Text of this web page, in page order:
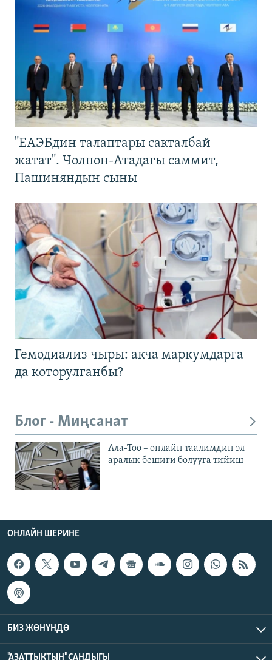
"ЕАЭБдин талаптары сакталбай
жатат". Чолпон-Атадагы саммит,
Пашиняндын сыны
Гемодиализ чыры: акча маркумдарга
да которулганбы?
Блог - Миңсанат
Ала-Тоо – онлайн таалимдин эл
аралык бешиги болууга тийиш
ОНЛАЙН ШЕРИНЕ
БИЗ ЖӨНҮНДӨ
"АЗАТТЫКТЫН" САНДЫГЫ